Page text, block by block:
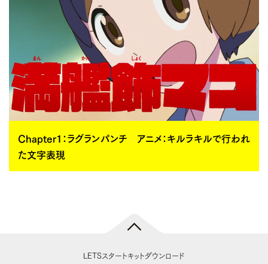
Chapter1：ラグランパンチ アニメ：キルラキルで行われ
た文字表現
LETSスタートキットダウンロード